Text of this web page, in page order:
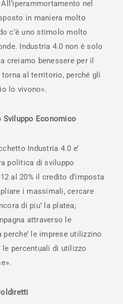
nel
in maniera molto
c’è uno stimolo molto
Industria 4.0 non è solo
creiamo benessere per il
torna al territorio, perché gli
lo vivono».
Sviluppo Economico
Industria 4.0 e’
politica di sviluppo
al 20% il credito d’imposta
i massimali, cercare
di piu’ la platea;
attraverso le
le imprese utilizzino
le percentuali di utilizzo